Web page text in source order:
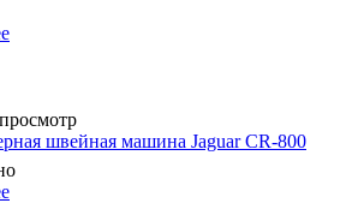
швейная машина Jaguar CR-800